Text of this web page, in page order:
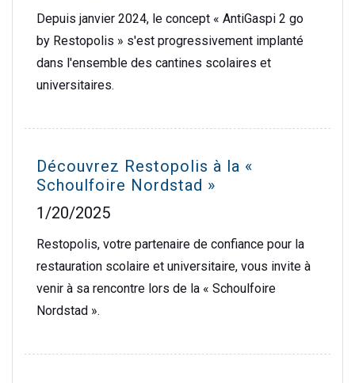
Depuis janvier 2024, le concept « AntiGaspi 2 go
by Restopolis » s'est progressivement implanté
dans l'ensemble des cantines scolaires et
universitaires.
Découvrez Restopolis à la «
Schoulfoire Nordstad »
1/20/2025
Restopolis, votre partenaire de confiance pour la
restauration scolaire et universitaire, vous invite à
venir à sa rencontre lors de la « Schoulfoire
Nordstad ».